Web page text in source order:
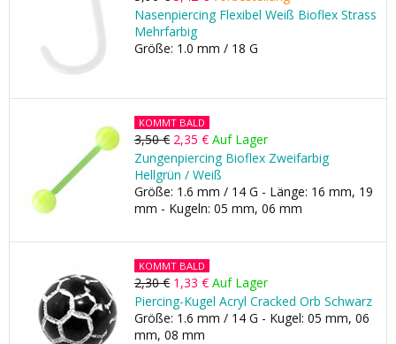
Nasenpiercing Flexibel Weiß Bioflex Strass
Mehrfarbig
Größe: 1.0 mm / 18 G
KOMMT BALD
3,50 € 2,35 € Auf Lager
Zungenpiercing Bioflex Zweifarbig
Hellgrün / Weiß
Größe: 1.6 mm / 14 G - Länge: 16 mm, 19
mm - Kugeln: 05 mm, 06 mm
KOMMT BALD
2,30 € 1,33 € Auf Lager
Piercing-Kugel Acryl Cracked Orb Schwarz
Größe: 1.6 mm / 14 G - Kugel: 05 mm, 06
mm, 08 mm